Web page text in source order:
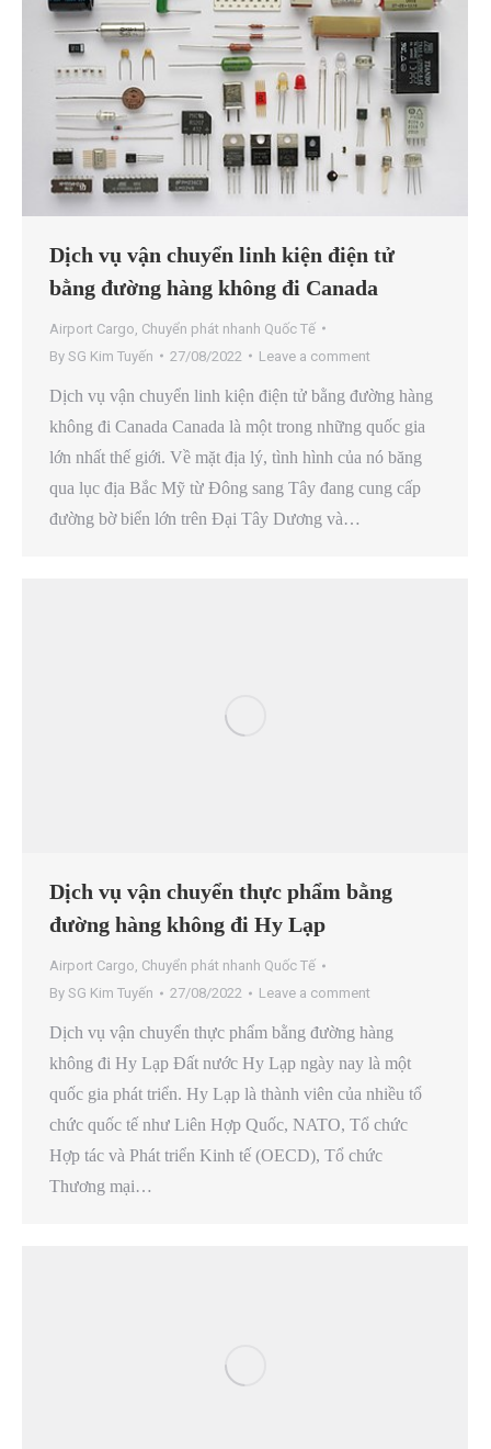
Dịch vụ vận chuyển linh kiện điện tử
bằng đường hàng không đi Canada
Airport Cargo Chuyển phát nhanh Quốc Tế
By SG Kim Tuyến 27/08/2022 Leave a comment
Dịch vụ vận chuyển linh kiện điện tử bằng đường hàng
không đi Canada Canada là một trong những quốc gia
lớn nhất thế giới. Về mặt địa lý, tình hình của nó băng
qua lục địa Bắc Mỹ từ Đông sang Tây đang cung cấp
đường bờ biển lớn trên Đại Tây Dương và…
Dịch vụ vận chuyển thực phẩm bằng
đường hàng không đi Hy Lạp
Airport Cargo, Chuyển phát nhanh Quốc Tế
By SG Kim Tuyến 27/08/2022 Leave a comment
Dịch vụ vận chuyển thực phẩm bằng đường hàng
không đi Hy Lạp Đất nước Hy Lạp ngày nay là một
quốc gia phát triển. Hy Lạp là thành viên của nhiều tổ
chức quốc tế như Liên Hợp Quốc, NATO, Tổ chức
Hợp tác và Phát triển Kinh tế (OECD), Tổ chức
Thương mại…